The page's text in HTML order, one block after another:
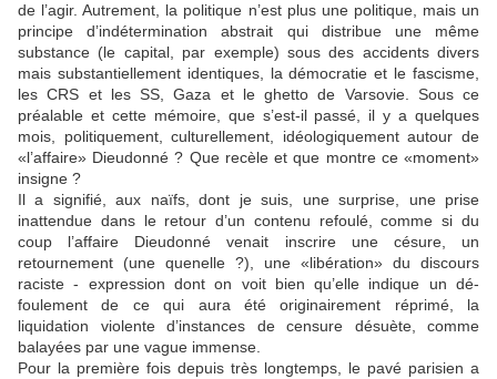
de l’agir. Autrement, la politique n’est plus une politique, mais un
principe d’indétermination abstrait qui distribue une même
substance (le capital, par exemple) sous des accidents divers
mais substantiellement identiques, la démocratie et le fascisme,
les CRS et les SS, Gaza et le ghetto de Varsovie. Sous ce
préalable et cette mémoire, que s’est-il passé, il y a quelques
mois, politiquement, culturellement, idéologiquement autour de
«l’affaire» Dieudonné ? Que recèle et que montre ce «moment»
insigne ?
Il a signifié, aux naïfs, dont je suis, une surprise, une prise
inattendue dans le retour d’un contenu refoulé, comme si du
coup l’affaire Dieudonné venait inscrire une césure, un
retournement (une quenelle ?), une «libération» du discours
raciste - expression dont on voit bien qu’elle indique un dé-
foulement de ce qui aura été originairement réprimé, la
liquidation violente d’instances de censure désuète, comme
balayées par une vague immense.
Pour la première fois depuis très longtemps, le pavé parisien a